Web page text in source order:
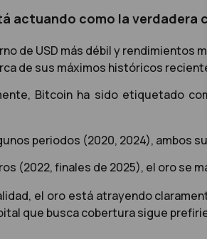
actuando como la verdadera
de USD más débil y
de sus máximos históricos
Bitcoin ha sido etiquetado
periodos (2020, 2024), ambos
(2022, finales de 2025), el oro se
el oro está atrayendo
que busca cobertura sigue